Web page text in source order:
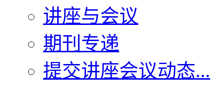
讲座与会议
期刊专递
提交讲座会议动态...